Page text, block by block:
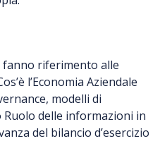
fanno riferimento alle
l’Economia Aziendale
modelli di
delle informazioni in
del bilancio d’esercizio